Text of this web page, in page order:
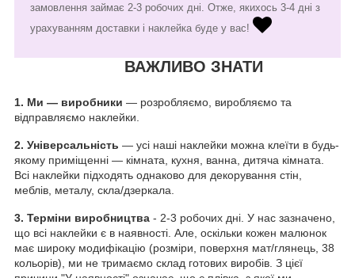
замовлення займає 2-3 робочих дні. Отже, якихось 3-4 дні з
урахуванням доставки і наклейка буде у вас!
ВАЖЛИВО ЗНАТИ
1. Ми — виробники — розробляємо, виробляємо та
відправляємо наклейки.
2. Універсальність — усі наші наклейки можна клеїти в будь-
якому приміщенні — кімната, кухня, ванна, дитяча кімната.
Всі наклейки підходять однаково для декорування стін,
меблів, металу, скла/дзеркала.
3. Терміни виробництва - 2-3 робочих дні. У нас зазначено,
що всі наклейки є в наявності. Але, оскільки кожен малюнок
має широку модифікацію (розміри, поверхня мат/глянець, 38
кольорів), ми не тримаємо склад готових виробів. З цієї